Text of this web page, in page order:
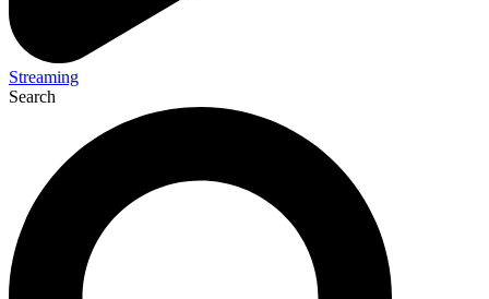
Streaming
Search